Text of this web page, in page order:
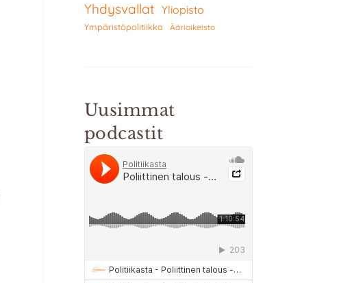
Yhdysvallat Yliopisto
Ympäristöpolitiikka Äärioikeisto
Uusimmat
podcastit